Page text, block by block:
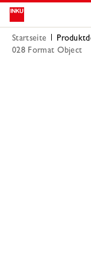
Startseite
028 Format Object